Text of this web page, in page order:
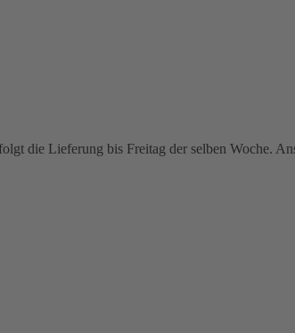
die Lieferung bis Freitag der selben Woche.